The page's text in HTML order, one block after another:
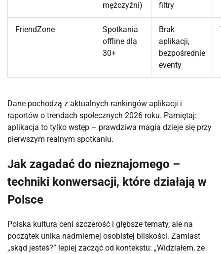
mężczyźni)
filtry
FriendZone
Spotkania
offline dla
30+
Brak
aplikacji,
bezpośrednie
eventy
Dane pochodzą z aktualnych rankingów aplikacji i
raportów o trendach społecznych 2026 roku. Pamiętaj:
aplikacja to tylko wstęp – prawdziwa magia dzieje się przy
pierwszym realnym spotkaniu.
Jak zagadać do nieznajomego –
techniki konwersacji, które działają w
Polsce
Polska kultura ceni szczerość i głębsze tematy, ale na
początek unika nadmiernej osobistej bliskości. Zamiast
„skąd jesteś?” lepiej zacząć od kontekstu: „Widziałem, że